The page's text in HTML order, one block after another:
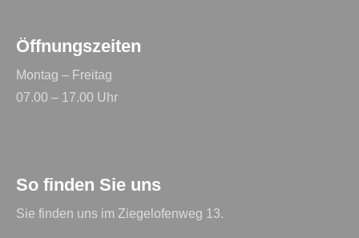
Öffnungszeiten
Montag – Freitag
07.00 – 17.00 Uhr
So finden Sie uns
Sie finden uns im Ziegelofenweg 13.